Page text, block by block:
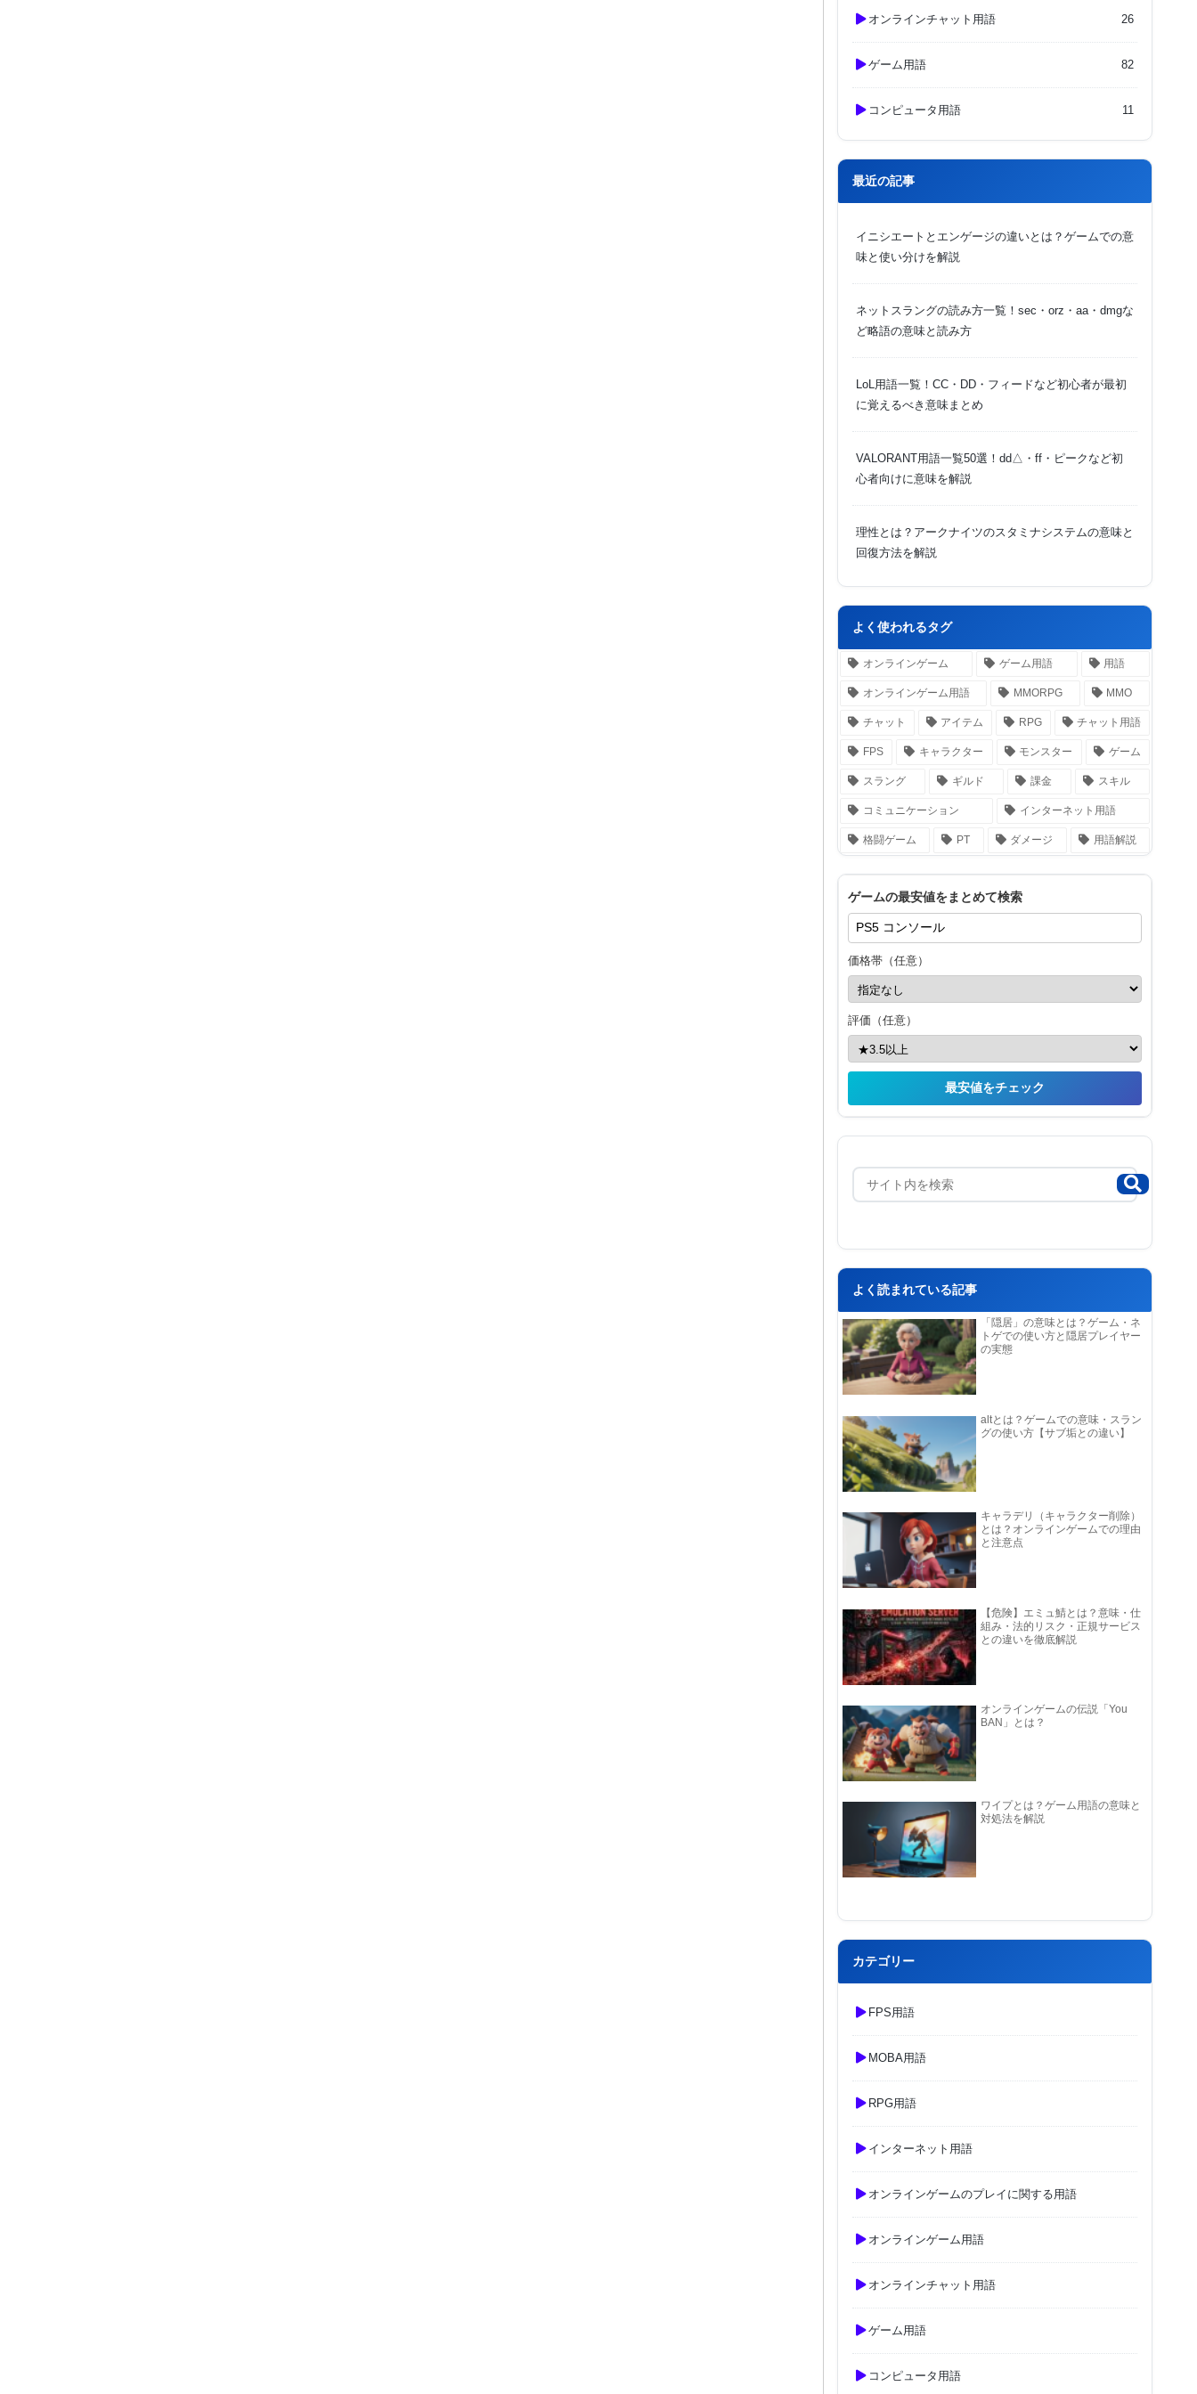
オンラインチャット用語 26
ゲーム用語 82
コンピュータ用語 11
最近の記事
イニシエートとエンゲージの違いとは？ゲームでの意
味と使い分けを解説
ネットスラングの読み方一覧！sec・orz・aa・dmgな
ど略語の意味と読み方
LoL用語一覧！CC・DD・フィードなど初心者が最初
に覚えるべき意味まとめ
VALORANT用語一覧50選！dd△・ff・ピークなど初
心者向けに意味を解説
理性とは？アークナイツのスタミナシステムの意味と
回復方法を解説
よく使われるタグ
オンラインゲーム ゲーム用語 用語
オンラインゲーム用語 MMORPG MMO
チャット アイテム RPG チャット用語
FPS キャラクター モンスター ゲーム
スラング ギルド 課金 スキル
コミュニケーション インターネット用語
格闘ゲーム PT ダメージ 用語解説
ゲームの最安値をまとめて検索
価格帯（任意）
評価（任意）
最安値をチェック
よく読まれている記事
「隠居」の意味とは？ゲーム・ネ
トゲでの使い方と隠居プレイヤー
の実態
altとは？ゲームでの意味・スラン
グの使い方【サブ垢との違い】
キャラデリ（キャラクター削除）
とは？オンラインゲームでの理由
と注意点
【危険】エミュ鯖とは？意味・仕
組み・法的リスク・正規サービス
との違いを徹底解説
オンラインゲームの伝説「You
BAN」とは？
ワイプとは？ゲーム用語の意味と
対処法を解説
カテゴリー
FPS用語
MOBA用語
RPG用語
インターネット用語
オンラインゲームのプレイに関する用語
オンラインゲーム用語
オンラインチャット用語
ゲーム用語
コンピュータ用語